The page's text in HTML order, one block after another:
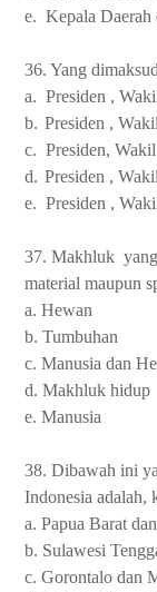
e. Kepala
36. Yang
a. Presiden ,
b. Presiden ,
c. Presiden,
d. Presiden ,
e. Presiden ,
37. Makhluk yang
material maupun
a. Hewan
b. Tumbuhan
c. Manusia dan
d. Makhluk hidup
e. Manusia
38. Dibawah ini
Indonesia adalah,
a. Papua Barat
b. Sulawesi
c. Gorontalo dan